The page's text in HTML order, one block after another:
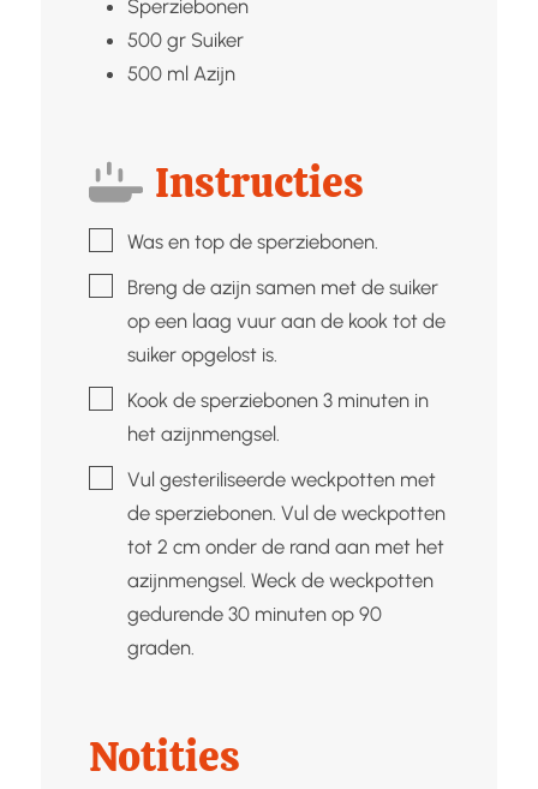
Sperziebonen
500 gr Suiker
500 ml Azijn
Instructies
▢Was en top de sperziebonen.
▢Breng de azijn samen met de suiker
op een laag vuur aan de kook tot de
suiker opgelost is.
▢Kook de sperziebonen 3 minuten in
het azijnmengsel.
▢Vul gesteriliseerde weckpotten met
de sperziebonen. Vul de weckpotten
tot 2 cm onder de rand aan met het
azijnmengsel. Weck de weckpotten
gedurende 30 minuten op 90
graden.
Notities